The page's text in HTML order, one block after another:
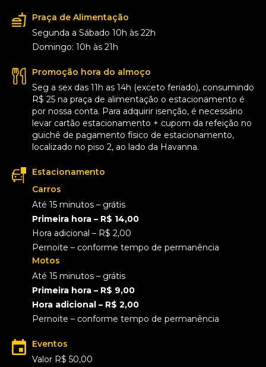
Praça de Alimentação
Segunda a Sábado 10h às 22h
Domingo: 10h às 21h
Promoção hora do almoço
Seg a sex das 11h as 14h (exceto feriado), consumindo
R$ 25 na praça de alimentação o estacionamento é
por nossa conta. Para adquirir isenção, é necessário
levar cartão estacionamento + cupom da refeição no
guichê de pagamento físico de estacionamento,
localizado no piso 2, ao lado da Havanna.
Estacionamento
Carros
Até 15 minutos – grátis
Primeira hora – R$ 14,00
Hora adicional – R$ 2,00
Pernoite – conforme tempo de permanência
Motos
Até 15 minutos – grátis
Primeira hora – R$ 9,00
Hora adicional – R$ 2,00
Pernoite – conforme tempo de permanência
Eventos
Valor R$ 50,00